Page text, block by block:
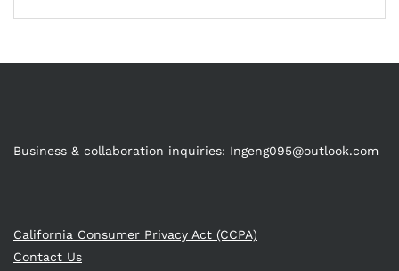
Business & collaboration inquiries: Ingeng095@outlook.com
California Consumer Privacy Act (CCPA)
Contact Us